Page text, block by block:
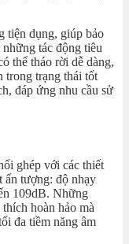
tiện dụng, giúp bảo
tác động tiêu
thể tháo rời dễ dàng,
trong trạng thái tốt
đáp ứng nhu cầu sử
ghép với các thiết
ấn tượng: độ nhạy
109dB. Những
hoàn hảo mà
đa tiềm năng âm